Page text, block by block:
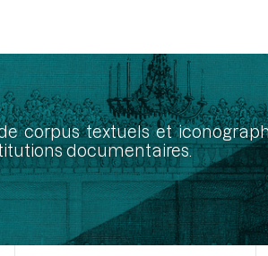
corpus textuels et
documentaires.